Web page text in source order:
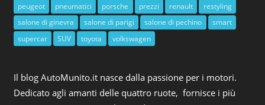
peugeot
pneumatici porsche prezzi renault
restyling
salone di ginevra
salone di parigi salone di pechino
smart
supercar
SUV toyota volkswagen
Il blog AutoMunito.it nasce dalla passione per i motori.
Dedicato agli amanti delle quattro ruote, fornisce i più